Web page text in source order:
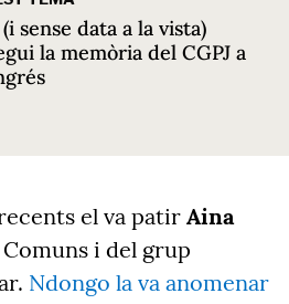
sense data a la vista)
la memòria del CGPJ a
el va patir Aina
i del grup
Ndongo la va anomenar